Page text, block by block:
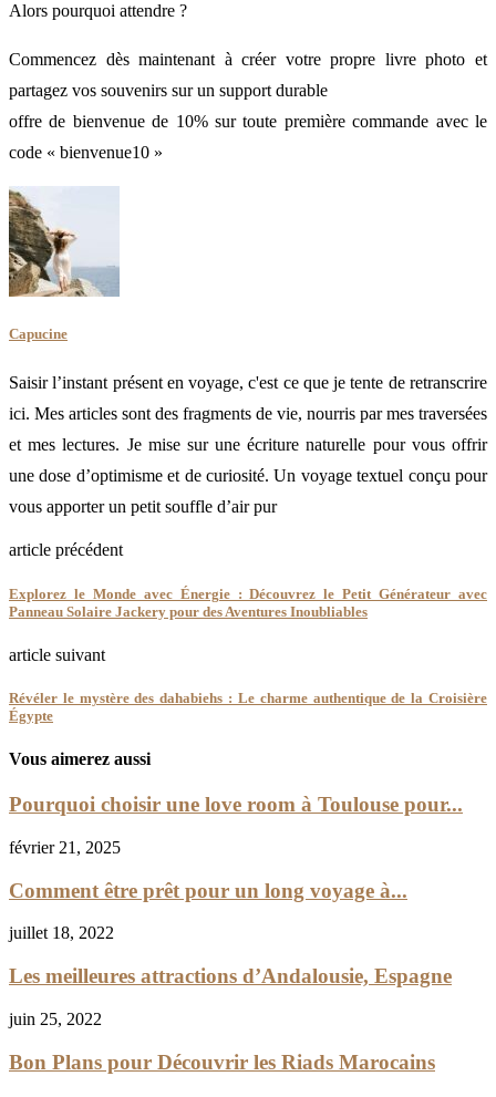
Alors pourquoi attendre ?
Commencez dès maintenant à créer votre propre livre photo et
partagez vos souvenirs sur un support durable
offre de bienvenue de 10% sur toute première commande avec le
code « bienvenue10 »
Capucine
Saisir l’instant présent en voyage, c'est ce que je tente de retranscrire
ici. Mes articles sont des fragments de vie, nourris par mes traversées
et mes lectures. Je mise sur une écriture naturelle pour vous offrir
une dose d’optimisme et de curiosité. Un voyage textuel conçu pour
vous apporter un petit souffle d’air pur
article précédent
Explorez le Monde avec Énergie : Découvrez le Petit Générateur avec
Panneau Solaire Jackery pour des Aventures Inoubliables
article suivant
Révéler le mystère des dahabiehs : Le charme authentique de la Croisière
Égypte
Vous aimerez aussi
Pourquoi choisir une love room à Toulouse pour...
février 21, 2025
Comment être prêt pour un long voyage à...
juillet 18, 2022
Les meilleures attractions d’Andalousie, Espagne
juin 25, 2022
Bon Plans pour Découvrir les Riads Marocains